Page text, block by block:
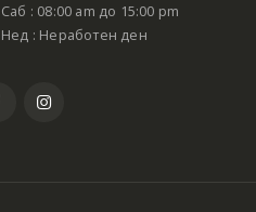
Саб : 08:00 am до 15:00 pm
Нед : Неработен ден